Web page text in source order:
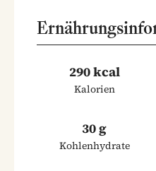
290 kcal
Kalorien
30 g
Kohlenhydrate